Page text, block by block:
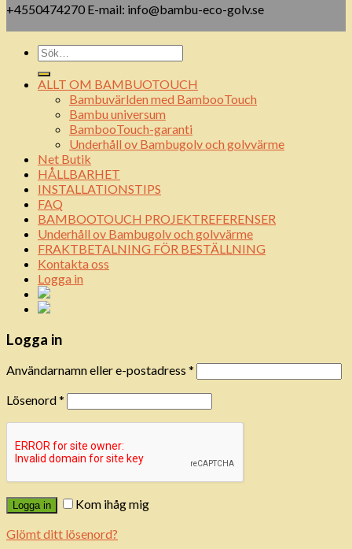
+4550474270 E-mail: info@bambu-eco-golv.se
ALLT OM BAMBUOTOUCH
Bambuvärlden med BambooTouch
Bambu universum
BambooTouch-garanti
Underhåll ov Bambugolv och golvvärme
Net Butik
HÅLLBARHET
INSTALLATIONSTIPS
FAQ
BAMBOOTOUCH PROJEKTREFERENSER
Underhåll ov Bambugolv och golvvärme
FRAKTBETALNING FÖR BESTÄLLNING
Kontakta oss
Logga in
Logga in
Användarnamn eller e-postadress *
Lösenord*
Logga in
Kom ihåg mig
Glömt ditt lösenord?